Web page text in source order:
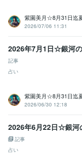
紫園美月☆8月31日迄
2026/07/06 11:31
2026年7月1日☆銀河
記事
占い
紫園美月☆8月31日迄
2026/06/30 12:18
2026年6月22日☆銀河
記事
占い